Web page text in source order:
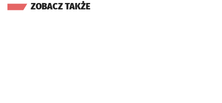
ZOBACZ TAKŻE